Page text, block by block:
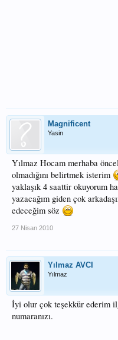
Magnificent
Yasin
Yılmaz Hocam merhaba
olmadığını belirtmek isterim
yaklaşık 4 saattir okuyorum
yazacağım giden çok
edeceğim söz
27 Nisan 2010
Yılmaz AVCI
Yılmaz
İyi olur çok teşekkür ederim
numaranızı.